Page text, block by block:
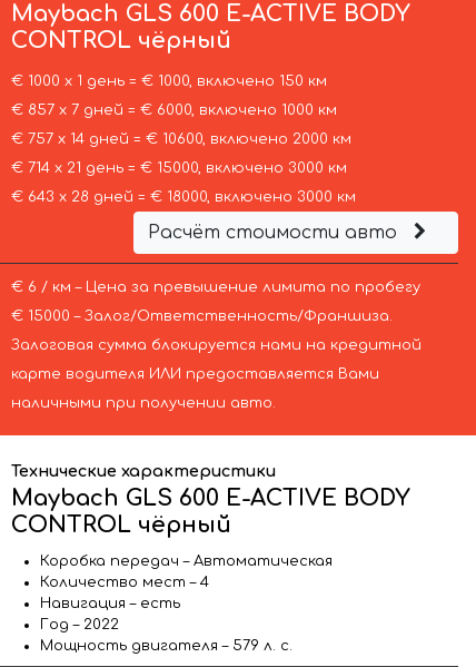
Maybach GLS 600 E-ACTIVE BODY
CONTROL чёрный
€ 1000 х 1 день = € 1000, включено 150 км
€ 857 х 7 дней = € 6000, включено 1000 км
€ 757 х 14 дней = € 10600, включено 2000 км
€ 714 х 21 день = € 15000, включено 3000 км
€ 643 х 28 дней = € 18000, включено 3000 км
Расчёт стоимости авто
€ 6 / км – Цена за превышение лимита по пробегу
€ 15000 – Залог/Ответственность/Франшиза.
Залоговая сумма блокируется нами на кредитной
карте водителя ИЛИ предоставляется Вами
наличными при получении авто.
Технические характеристики
Maybach GLS 600 E-ACTIVE BODY
CONTROL чёрный
Коробка передач – Автоматическая
Количество мест – 4
Навигация – есть
Год – 2022
Мощность двигателя – 579 л. с.